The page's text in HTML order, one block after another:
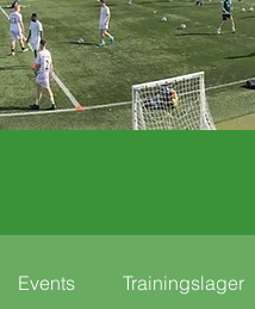
Events Trainingslager